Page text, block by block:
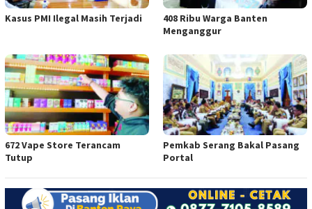
Kasus PMI Ilegal Masih Terjadi
408 Ribu Warga Banten
Menganggur
672 Vape Store Terancam
Tutup
Pemkab Serang Bakal Pasang
Portal